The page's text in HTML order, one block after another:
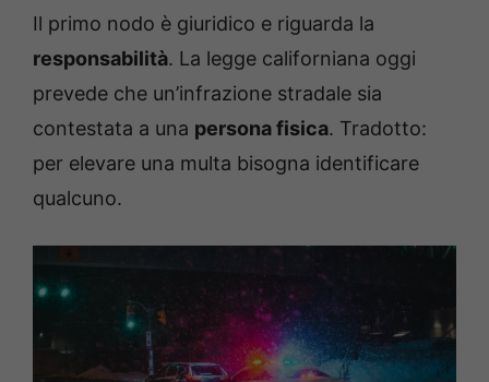
Il primo nodo è giuridico e riguarda la
responsabilità. La legge californiana oggi
prevede che un’infrazione stradale sia
contestata a una persona fisica. Tradotto:
per elevare una multa bisogna identificare
qualcuno.